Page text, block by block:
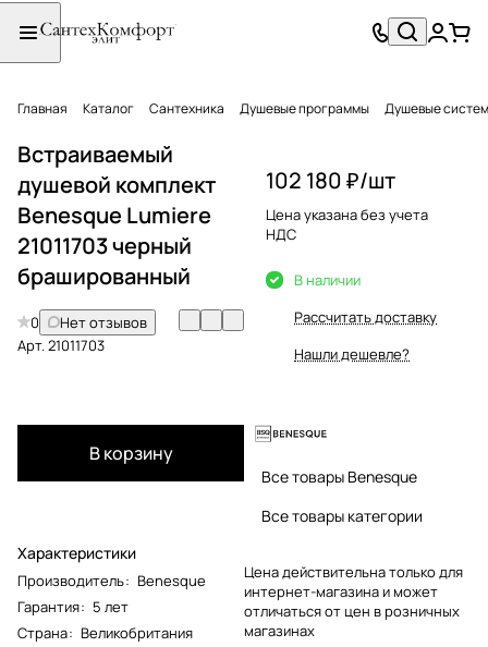
Главная Каталог Сантехника Душевые программы Душевые
Встраиваемый
душевой комплект
Benesque Lumiere
21011703 черный
брашированный
0
Нет отзывов
Арт.21011703
В корзину
Характеристики
Производитель: Benesque
Гарантия: 5 лет
Страна: Великобритания
102 180 ₽/шт
Цена указана без учета
НДС
В наличии
Рассчитать доставку
Нашли дешевле?
Все товары Benesque
Все товары категории
Цена действительна только для
интернет-магазина и может
отличаться от цен в розничных
магазинах